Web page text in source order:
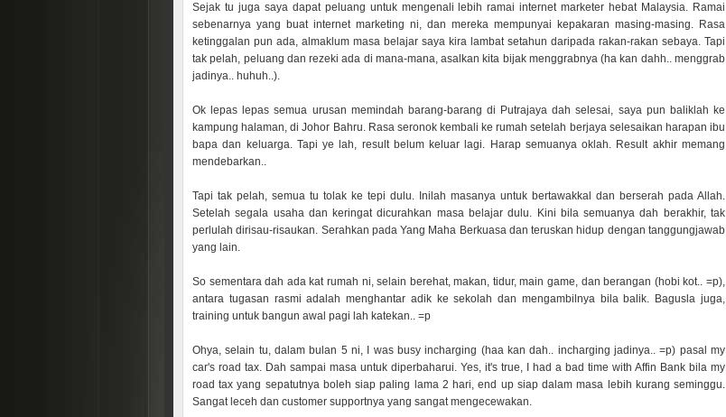
Sejak tu juga saya dapat peluang untuk mengenali lebih ramai internet marketer hebat Malaysia. Ramai
sebenarnya yang buat internet marketing ni, dan mereka mempunyai kepakaran masing-masing. Rasa
ketinggalan pun ada, almaklum masa belajar saya kira lambat setahun daripada rakan-rakan sebaya. Tapi
tak pelah, peluang dan rezeki ada di mana-mana, asalkan kita bijak menggrabnya (ha kan dahh.. menggrab
jadinya.. huhuh..).
Ok lepas lepas semua urusan memindah barang-barang di Putrajaya dah selesai, saya pun baliklah ke
kampung halaman, di Johor Bahru. Rasa seronok kembali ke rumah setelah berjaya selesaikan harapan ibu
bapa dan keluarga. Tapi ye lah, result belum keluar lagi. Harap semuanya oklah. Result akhir memang
mendebarkan..
Tapi tak pelah, semua tu tolak ke tepi dulu. Inilah masanya untuk bertawakkal dan berserah pada Allah.
Setelah segala usaha dan keringat dicurahkan masa belajar dulu. Kini bila semuanya dah berakhir, tak
perlulah dirisau-risaukan. Serahkan pada Yang Maha Berkuasa dan teruskan hidup dengan tanggungjawab
yang lain.
So sementara dah ada kat rumah ni, selain berehat, makan, tidur, main game, dan berangan (hobi kot.. =p),
antara tugasan rasmi adalah menghantar adik ke sekolah dan mengambilnya bila balik. Bagusla juga,
training untuk bangun awal pagi lah katekan.. =p
Ohya, selain tu, dalam bulan 5 ni, I was busy incharging (haa kan dah.. incharging jadinya.. =p) pasal my
car's road tax. Dah sampai masa untuk diperbaharui. Yes, it's true, I had a bad time with Affin Bank bila my
road tax yang sepatutnya boleh siap paling lama 2 hari, end up siap dalam masa lebih kurang seminggu.
Sangat leceh dan customer supportnya yang sangat mengecewakan.